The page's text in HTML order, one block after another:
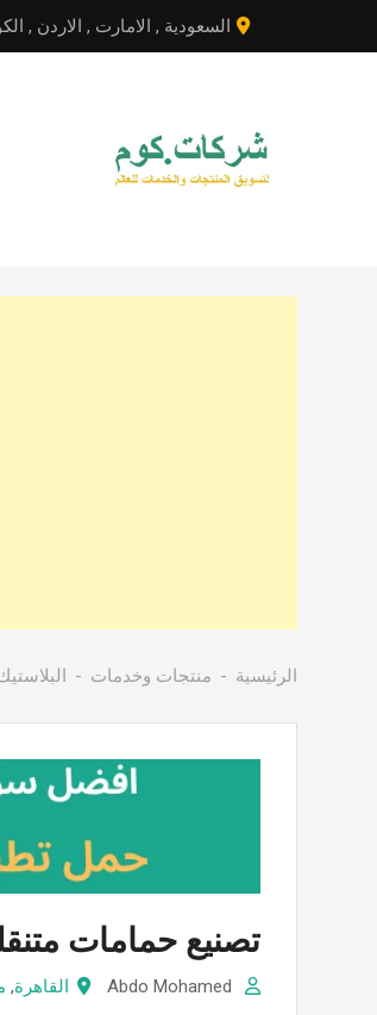
إلى
السعودية , الامارت , الاردن ,
الرئيسية منتجات وخدمات
تصنيع حمامات
القاهرة,